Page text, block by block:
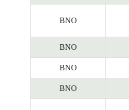
BNO
BNO
BNO
BNO